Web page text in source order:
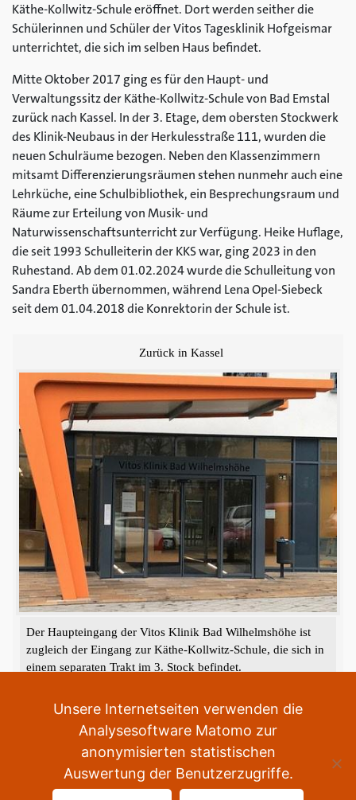
Käthe-Kollwitz-Schule eröffnet. Dort werden seither die
Schülerinnen und Schüler der Vitos Tagesklinik Hofgeismar
unterrichtet, die sich im selben Haus befindet.
Mitte Oktober 2017 ging es für den Haupt- und
Verwaltungssitz der Käthe-Kollwitz-Schule von Bad Emstal
zurück nach Kassel. In der 3. Etage, dem obersten Stockwerk
des Klinik-Neubaus in der Herkulesstraße 111, wurden die
neuen Schulräume bezogen. Neben den Klassenzimmern
mitsamt Differenzierungsräumen stehen nunmehr auch eine
Lehrküche, eine Schulbibliothek, ein Besprechungsraum und
Räume zur Erteilung von Musik- und
Naturwissenschaftsunterricht zur Verfügung. Heike Huflage,
die seit 1993 Schulleiterin der KKS war, ging 2023 in den
Ruhestand. Ab dem 01.02.2024 wurde die Schulleitung von
Sandra Eberth übernommen, während Lena Opel-Siebeck
seit dem 01.04.2018 die Konrektorin der Schule ist.
Zurück in Kassel
Der Haupteingang der Vitos Klinik Bad Wilhelmshöhe ist
zugleich der Eingang zur Käthe-Kollwitz-Schule, die sich in
einem separaten Trakt im 3. Stock befindet.
Unsere Internetseiten verwenden die
Analysesoftware Matomo zur
anonymisierten statistischen
Auswertung der Benutzerzugriffe.